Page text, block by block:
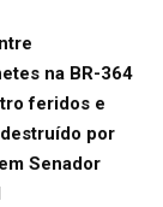
na BR-364
feridos e
por
Senador